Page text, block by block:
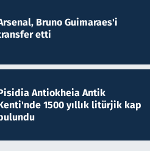
Bruno Guimaraes'i
etti
Antiokheia Antik
1500 yıllık litürjik kap